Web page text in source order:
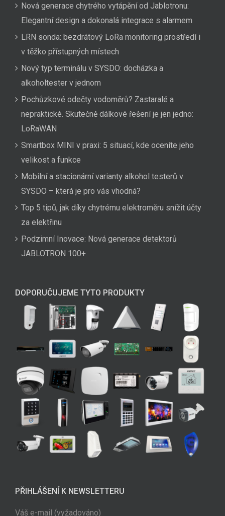
Nová generace chytrého vytápění od Jablotronu:
Elegantní design a dokonalá integrace s alarmem
LRN sonda: bezdrátový LoRa monitoring prostředí i
v těžko přístupných místech
Nový typ terminálu v SYSDO: docházka a
alkoholtester v jednom
Pochůzkové odečty vodoměrů? Zastaralé a
nepraktické. Skutečně dálkové řešení je jen jedno:
LoRaWAN
Smartbox MINI v praxi: 5 situací, kde oceníte jeho
velikost a funkce
Mobilní a stacionární varianty alkohol testerů v
SYSDO – která je pro vás vhodná?
Top 5 tipů, jak díky chytrému elektroměru snížit účty
za elektřinu
Podzimní Inovace: Nová generace detektorů
JABLOTRON 100+
DOPORUČUJEME TYTO PRODUKTY
PŘIHLÁŠENÍ K NEWSLETTERU
Váš e-mail (vyžadováno)